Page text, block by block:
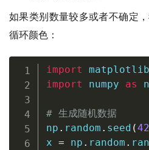
如果类别数量较多或者不确定
循环颜色：
import matplotlib
import numpy as
# 生成随机数据
np . random . seed (42
x = np . random .